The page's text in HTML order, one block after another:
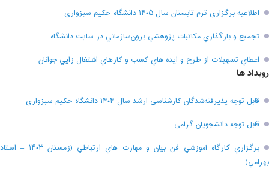
اطلاعیه برگزاری ترم تابستان سال ۱۴۰۵ دانشگاه حکیم سبزواری
تجميع و بارگذاري مکاتبات پژوهشي برون‌سازماني در سايت دانشگاه
اعطاي تسهيلات از طرح و ايده هاي کسب و کارهاي اشتغال زايي جوانان
رویداد ها
قابل توجه پذیرفته‌شدگان کارشناسی ارشد سال ۱۴۰۴ دانشگاه حکیم سبزواری
قابل توجه دانشجویان گرامی
برگزاري کارگاه آموزشي فن بيان و مهارت هاي ارتباطي (زمستان ۱۴۰۳ – استاد
بهرامي)